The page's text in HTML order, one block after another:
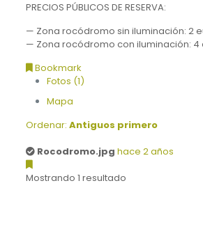
PRECIOS PÚBLICOS DE RESERVA:
— Zona rocódromo sin iluminación: 2
— Zona rocódromo con iluminación: 4
Bookmark
Fotos (1)
Mapa
Ordenar: Antiguos primero
Rocodromo.jpg hace 2 años
Mostrando 1 resultado